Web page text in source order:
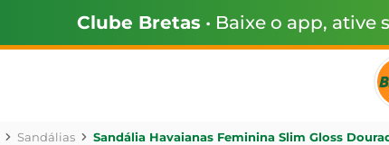
Clube Bretas • Baixe o app, ative
Sandálias Sandália Havaianas Feminina Slim Gloss